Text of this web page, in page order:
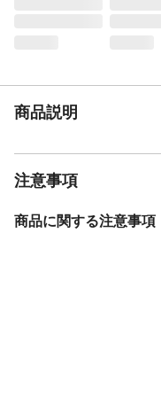
商品説明
注意事項
商品に関する注意事項